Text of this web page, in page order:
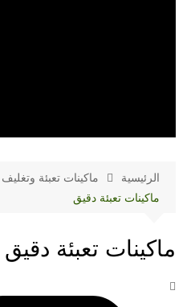
الرئيسية
ماكينات تعبئة
ماكينات تعبئة دقيق
ماكينات تعبئة دقيق